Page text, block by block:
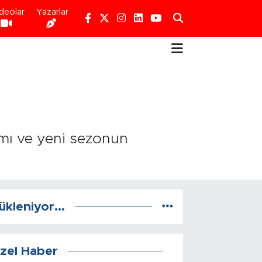
Yazarlar
ve yeni sezonun
Haber